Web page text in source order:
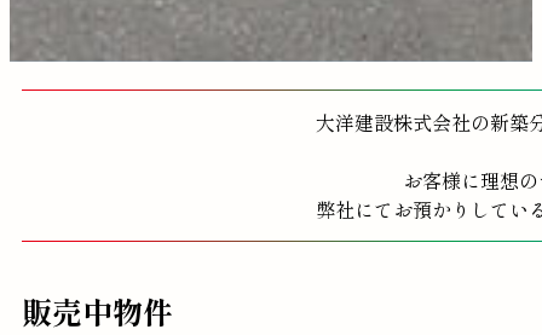
大洋建設株式会社の新築
お客様に理想
弊社にてお預かりしてい
販売中物件